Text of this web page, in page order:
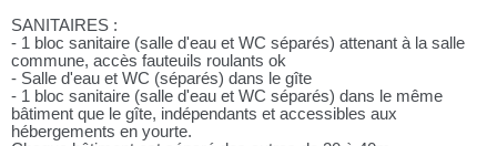
SANITAIRES :
- 1 bloc sanitaire (salle d'eau et WC séparés) attenant à la salle
commune, accès fauteuils roulants ok
- Salle d'eau et WC (séparés) dans le gîte
- 1 bloc sanitaire (salle d'eau et WC séparés) dans le même
bâtiment que le gîte, indépendants et accessibles aux
hébergements en yourte.